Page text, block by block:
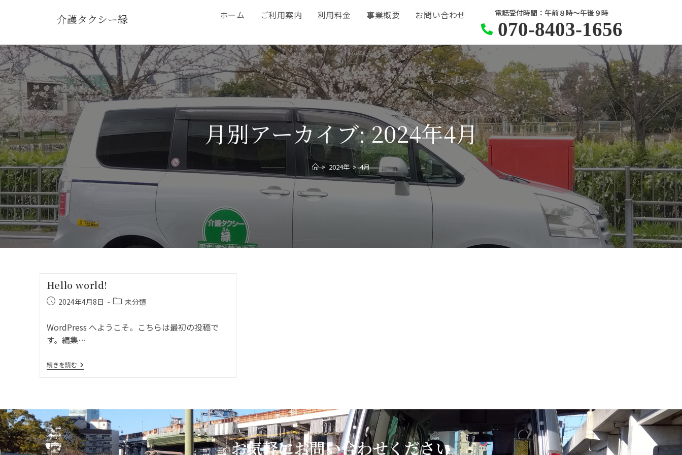
介護タクシー縁 ホーム ご利用案内 利用料金 事業概要 お問い合わせ 電話受付時間：午前８時～午後９時
070-8403-1656
月別アーカイブ: 2024年4月
> 2024年 > 4月
Hello world!
2024年4月8日 未分類
WordPress へようこそ。こちらは最初の投稿で
す。編集…
続きを読む
お気軽にお問い合わせください